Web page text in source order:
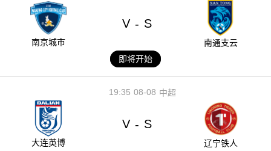
南京城市
V - S
南通支云
即将开始
08-08
19:35 中超
大连英博
V - S
辽宁铁人